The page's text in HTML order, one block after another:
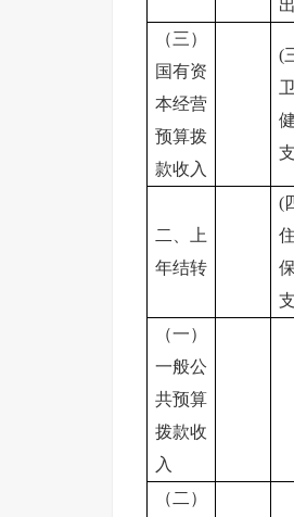
（三）
国有资
本经营
预算拨
款收入
(
二、上
年结转
(
（一）
一般公
共预算
拨款收
入
（二）